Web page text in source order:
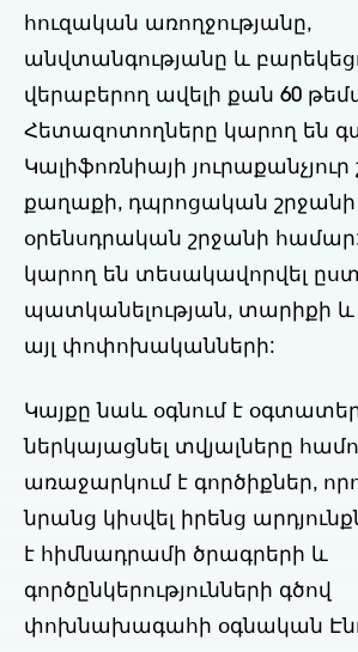
հուզական առողջությանը,
անվտանգությանը և
վերաբերող ավելի քան 60
Հետազոտողները կարող են
Կալիֆոռնիայի յուրաքանչյուր
քաղաքի, դպրոցական
օրենսդրական շրջանի համար:
կարող են տեսակավորվել
պատկանելության, տարիքի
այլ փոփոխականների:
Կայքը նաև օգնում է
ներկայացնել տվյալները
առաջարկում է գործիքներ,
նրանց կիսվել իրենց
է հիմնադրամի ծրագրերի և
գործընկերությունների գծով
փոխնախագահի օգնական